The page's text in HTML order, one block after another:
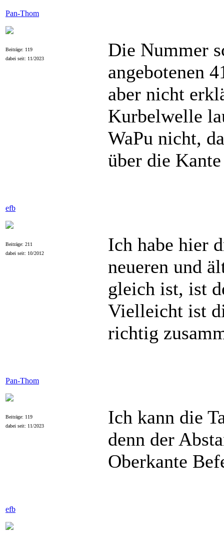
Pan-Thom
Beiträge: 119
dabei seit: 11/2023
Die Nummer
angebotenen
aber nicht
Kurbelwelle
WaPu nicht,
über die
efb
Beiträge: 211
dabei seit: 10/2012
Ich habe hier
neueren und
gleich ist, ist
Vielleicht ist
richtig
Pan-Thom
Beiträge: 119
dabei seit: 11/2023
Ich kann die
denn der
Oberkante
efb